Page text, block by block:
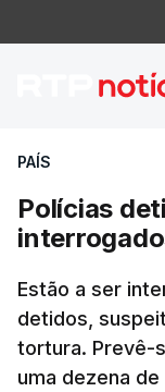
PAÍS
Polícias
Estão a ser
detidos,
tortura. Prevê-
uma dezena